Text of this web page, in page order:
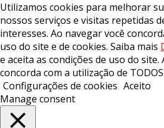
Utilizamos cookies para melhorar
nossos serviços e visitas repetidas
interesses. Ao navegar você
uso do site e de cookies. Saiba mais
e aceita as condições de uso do site.
concorda com a utilização de
Configurações de cookies Aceito
Manage consent